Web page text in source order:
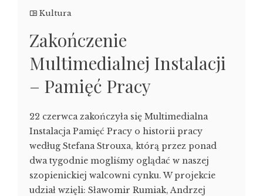
Kultura
Zakończenie
Multimedialnej Instalacji
– Pamięć Pracy
22 czerwca zakończyła się Multimedialna
Instalacja Pamięć Pracy o historii pracy
według Stefana Strouxa, którą przez ponad
dwa tygodnie mogliśmy oglądać w naszej
szopienickiej walcowni cynku. W projekcie
udział wzięli: Sławomir Rumiak, Andrzej